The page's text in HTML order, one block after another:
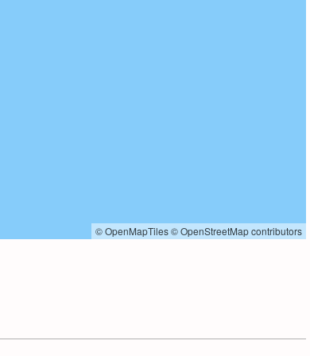
© OpenMapTiles© OpenStreetMap contributors